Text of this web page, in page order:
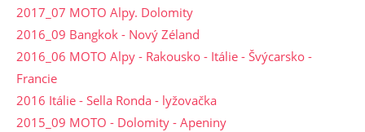
2017_07 MOTO Alpy. Dolomity
2016_09 Bangkok - Nový Zéland
2016_06 MOTO Alpy - Rakousko - Itálie - Švýcarsko -
Francie
2016 Itálie - Sella Ronda - lyžovačka
2015_09 MOTO - Dolomity - Apeniny